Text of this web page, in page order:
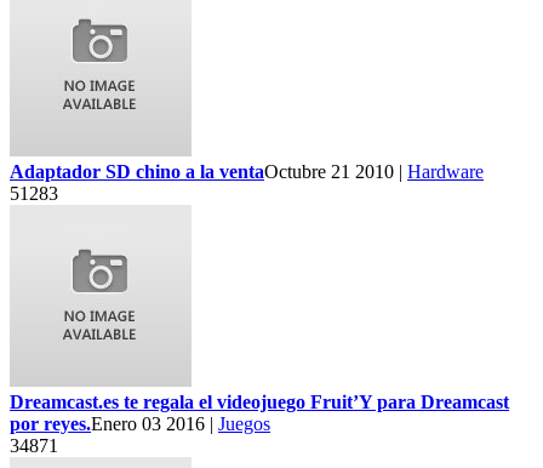
Adaptador SD chino a la ventaOctubre 21 2010 | Hardware
51283
Dreamcast.es te regala el videojuego Fruit’Y para Dreamcast
por reyes.Enero 03 2016 | Juegos
34871